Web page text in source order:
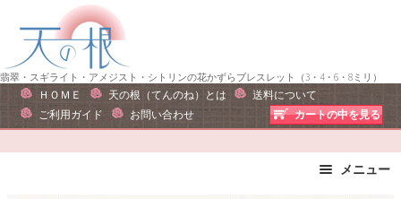
ー
ン
翡翠・スギライト・アメジスト・シトリンの花かずらブレスレット（3・4・6・8ミリ）
ＨＯＭＥ 天の根（てんのね）とは
送料について
ご利用ガイド
お問い合わせ カートの中を見る
メニュー